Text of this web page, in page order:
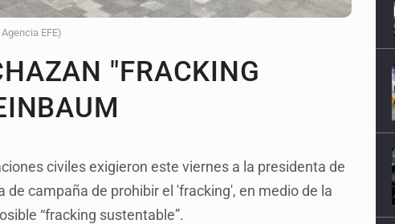
EFE)
"FRACKING
civiles exigieron este viernes a la presidenta de
campaña de prohibir el 'fracking', en medio de la
“fracking sustentable”.